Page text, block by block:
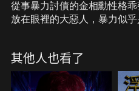
從事暴力討債的金相勳性格
放在眼裡的大惡人，暴力似
人卻有著相似背景，受過傷的
相勳的本性才慢慢浮現…。
其他人也看了